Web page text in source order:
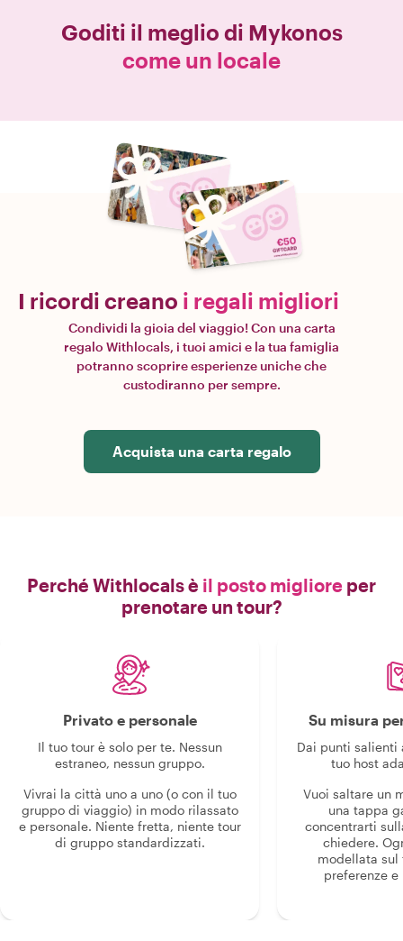
Goditi il meglio di Mykonos
come un locale
I ricordi creano i regali migliori
Condividi la gioia del viaggio! Con una carta
regalo Withlocals, i tuoi amici e la tua famiglia
potranno scoprire esperienze uniche che
custodiranno per sempre.
Acquista una carta regalo
Perché Withlocals è il posto migliore per
prenotare un tour?
Privato e personale
Il tuo tour è solo per te. Nessun
estraneo, nessun gruppo.
Vivrai la città uno a uno (o con il tuo
gruppo di viaggio) in modo rilassato
e personale. Niente fretta, niente tour
di gruppo standardizzati.
Su misura
Dai punti salienti
tuo host
Vuoi saltare un
una tappa
concentrarti
chiedere.
modellata sul
preferenze